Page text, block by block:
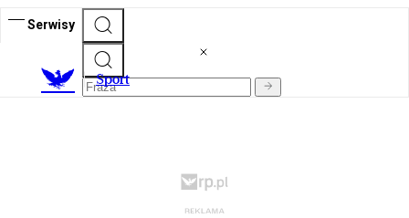
Serwisy
Sport